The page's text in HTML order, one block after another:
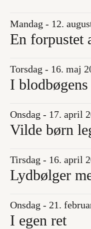
Mandag - 12.
En forpustet
Torsdag - 16. maj
I
Onsdag - 17. april
Vilde børn
Tirsdag - 16. april
Lydbølger
Onsdag - 21.
I egen ret